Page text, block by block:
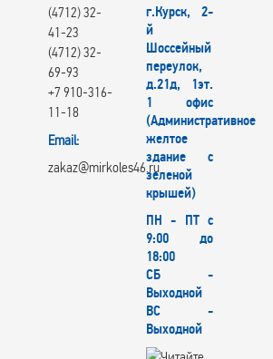
(4712) 32-
41-23
(4712) 32-
69-93
+7 910-316-
11-18
Email:
zakaz@mirkoles46.ru
г.Курск, 2-
й
Шоссейный
переулок,
д.21д, 1эт.
1 офис
(Административное
желтое
здание с
зеленой
крышей)
ПН - ПТ с
9:00 до
18:00
СБ -
Выходной
ВС -
Выходной